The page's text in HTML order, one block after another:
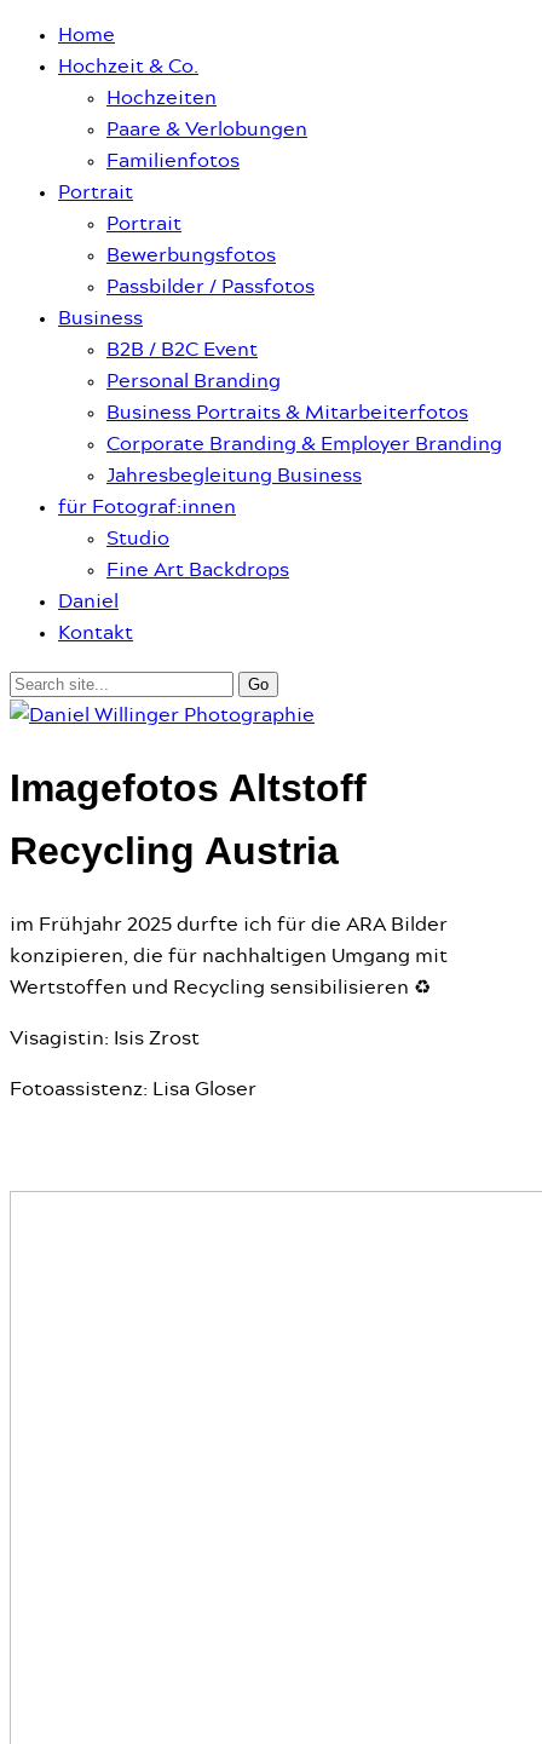
Home
Hochzeit & Co.
Hochzeiten
Paare & Verlobungen
Familienfotos
Portrait
Portrait
Bewerbungsfotos
Passbilder / Passfotos
Business
B2B / B2C Event
Personal Branding
Business Portraits & Mitarbeiterfotos
Corporate Branding & Employer Branding
Jahresbegleitung Business
für Fotograf:innen
Studio
Fine Art Backdrops
Daniel
Kontakt
Imagefotos Altstoff
Recycling Austria
im Frühjahr 2025 durfte ich für die ARA Bilder
konzipieren, die für nachhaltigen Umgang mit
Wertstoffen und Recycling sensibilisieren ♻️
Visagistin: Isis Zrost
Fotoassistenz: Lisa Gloser